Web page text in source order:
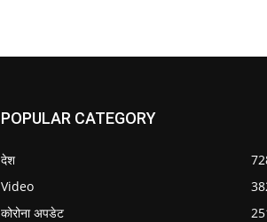
POPULAR CATEGORY
देश
Video
कोरोना अपडेट